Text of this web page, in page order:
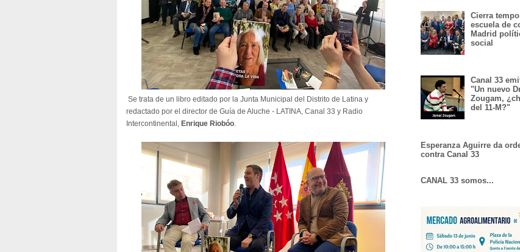
Se trata de un libro editado por la Junta Municipal del Distrito de Latina y
redactado por el director de Guía de Aluche - LATINA, Canal 33 y Radio
Intercontinental, Enrique Riobóo.
Cierra
escuela de
Madrid
social
Canal 33
"Un nuevo
Zougam,
del 11-M?"
Esperanza Aguirre da
contra Canal 33
CANAL 33 somos...